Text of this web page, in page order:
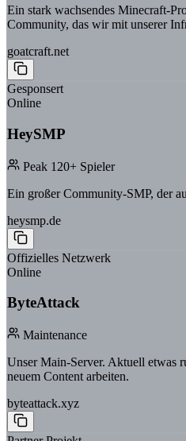
Ein stark wachsendes Minecraft-
Community, das wir mit unserer
goatcraft.net
Gesponsert
Online
HeySMP
Peak 120+ Spieler
Ein großer Community-SMP, der
heysmp.de
Offizielles Netzwerk
Online
ByteAttack
Maintenance
Unser Main-Server. Aktuell etwas
neuem Content arbeiten.
byteattack.xyz